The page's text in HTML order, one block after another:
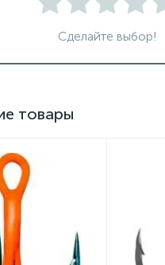
Сделайте выбор!
товары